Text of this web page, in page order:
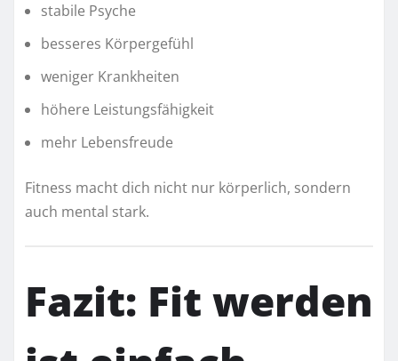
stabile Psyche
besseres Körpergefühl
weniger Krankheiten
höhere Leistungsfähigkeit
mehr Lebensfreude
Fitness macht dich nicht nur körperlich, sondern
auch mental stark.
Fazit: Fit werden